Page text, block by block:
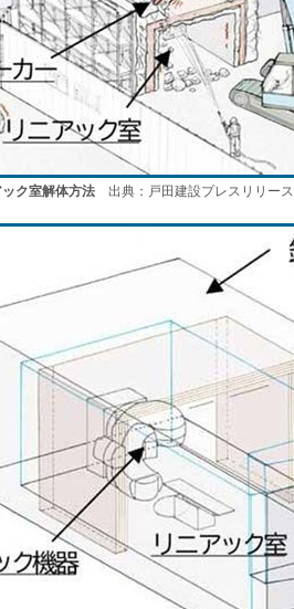
ク室解体方法出典：戸田建設プレスリリース